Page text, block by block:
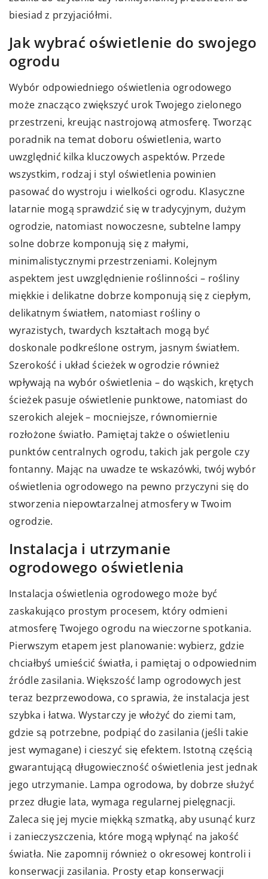
biesiad z przyjaciółmi.
Jak wybrać oświetlenie do swojego
ogrodu
Wybór odpowiedniego oświetlenia ogrodowego
może znacząco zwiększyć urok Twojego zielonego
przestrzeni, kreując nastrojową atmosferę. Tworząc
poradnik na temat doboru oświetlenia, warto
uwzględnić kilka kluczowych aspektów. Przede
wszystkim, rodzaj i styl oświetlenia powinien
pasować do wystroju i wielkości ogrodu. Klasyczne
latarnie mogą sprawdzić się w tradycyjnym, dużym
ogrodzie, natomiast nowoczesne, subtelne lampy
solne dobrze komponują się z małymi,
minimalistycznymi przestrzeniami. Kolejnym
aspektem jest uwzględnienie roślinności – rośliny
miękkie i delikatne dobrze komponują się z ciepłym,
delikatnym światłem, natomiast rośliny o
wyrazistych, twardych kształtach mogą być
doskonale podkreślone ostrym, jasnym światłem.
Szerokość i układ ścieżek w ogrodzie również
wpływają na wybór oświetlenia – do wąskich, krętych
ścieżek pasuje oświetlenie punktowe, natomiast do
szerokich alejek – mocniejsze, równomiernie
rozłożone światło. Pamiętaj także o oświetleniu
punktów centralnych ogrodu, takich jak pergole czy
fontanny. Mając na uwadze te wskazówki, twój wybór
oświetlenia ogrodowego na pewno przyczyni się do
stworzenia niepowtarzalnej atmosfery w Twoim
ogrodzie.
Instalacja i utrzymanie
ogrodowego oświetlenia
Instalacja oświetlenia ogrodowego może być
zaskakująco prostym procesem, który odmieni
atmosferę Twojego ogrodu na wieczorne spotkania.
Pierwszym etapem jest planowanie: wybierz, gdzie
chciałbyś umieścić światła, i pamiętaj o odpowiednim
źródle zasilania. Większość lamp ogrodowych jest
teraz bezprzewodowa, co sprawia, że instalacja jest
szybka i łatwa. Wystarczy je włożyć do ziemi tam,
gdzie są potrzebne, podpiąć do zasilania (jeśli takie
jest wymagane) i cieszyć się efektem. Istotną częścią
gwarantującą długowieczność oświetlenia jest jednak
jego utrzymanie. Lampa ogrodowa, by dobrze służyć
przez długie lata, wymaga regularnej pielęgnacji.
Zaleca się jej mycie miękką szmatką, aby usunąć kurz
i zanieczyszczenia, które mogą wpłynąć na jakość
światła. Nie zapomnij również o okresowej kontroli i
konserwacji zasilania. Prosty etap konserwacji